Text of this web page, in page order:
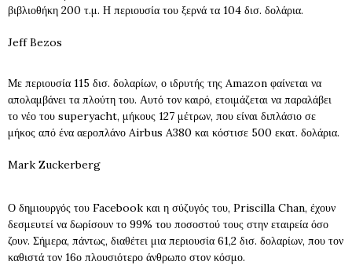
βιβλιοθήκη 200 τ.μ. Η περιουσία του ξερνά τα 104 δισ. δολάρια.
Jeff Bezos
Με περιουσία 115 δισ. δολαρίων, ο ιδρυτής της Amazon φαίνεται να
απολαμβάνει τα πλούτη του. Αυτό τον καιρό, ετοιμάζεται να παραλάβει
το νέο του superyacht, μήκους 127 μέτρων, που είναι διπλάσιο σε
μήκος από ένα αεροπλάνο Airbus A380 και κόστισε 500 εκατ. δολάρια.
Mark Zuckerberg
Ο δημιουργός του Facebook και η σύζυγός του, Priscilla Chan, έχουν
δεσμευτεί να δωρίσουν το 99% του ποσοστού τους στην εταιρεία όσο
ζουν. Σήμερα, πάντως, διαθέτει μια περιουσία 61,2 δισ. δολαρίων, που τον
καθιστά τον 16ο πλουσιότερο άνθρωπο στον κόσμο.